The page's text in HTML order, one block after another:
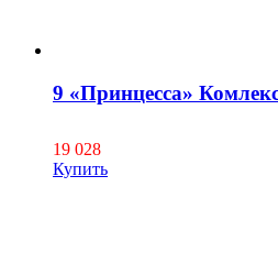
9 «Принцесса»
19 028
Купить